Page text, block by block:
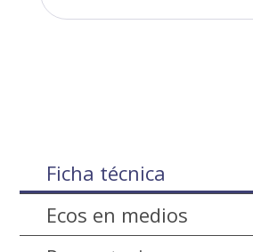
Ficha técnica
Ecos en medios